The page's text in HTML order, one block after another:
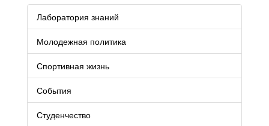
Лаборатория знаний
Молодежная политика
Спортивная жизнь
События
Студенчество